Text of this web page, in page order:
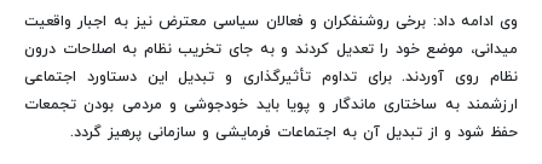
وی ادامه داد: برخی روشنفکران و فعالان سیاسی معترض نیز به اجبار واقعیت
میدانی، موضع خود را تعدیل کردند و به جای تخریب نظام به اصلاحات درون
نظام روی آوردند. برای تداوم تأثیرگذاری و تبدیل این دستاورد اجتماعی
ارزشمند به ساختاری ماندگار و پویا باید خودجوشی و مردمی بودن تجمعات
حفظ شود و از تبدیل آن به اجتماعات فرمایشی و سازمانی پرهیز گردد.